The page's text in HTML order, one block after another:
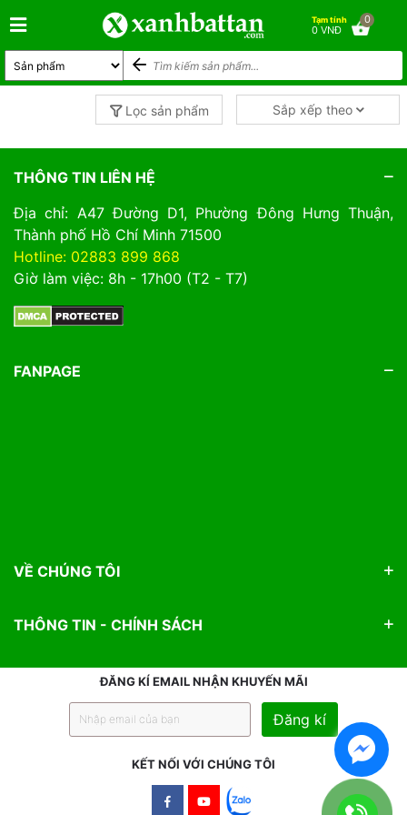
0
Tạm tính
0 VNĐ
Lọc sản phẩm Sắp xếp theo
THÔNG TIN LIÊN HỆ
Địa chỉ: A47 Đường D1, Phường Đông Hưng Thuận,
Thành phố Hồ Chí Minh 71500
Hotline: 02883 899 868
Giờ làm việc: 8h - 17h00 (T2 - T7)
FANPAGE
VỀ CHÚNG TÔI
THÔNG TIN - CHÍNH SÁCH
ĐĂNG KÍ EMAIL NHẬN KHUYẾN MÃI
Đăng kí
KẾT NỐI VỚI CHÚNG TÔI